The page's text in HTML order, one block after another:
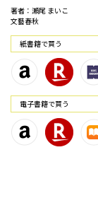
著者：瀬尾 まいこ
文藝春秋
紙書籍で買う
電⼦書籍で買う